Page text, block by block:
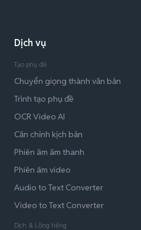
Dịch vụ
Tạo phụ đề
Chuyển giọng thành văn bản
Trình tạo phụ đề
OCR Video AI
Căn chỉnh kịch bản
Phiên âm âm thanh
Phiên âm video
Audio to Text Converter
Video to Text Converter
Dịch & Lồng tiếng